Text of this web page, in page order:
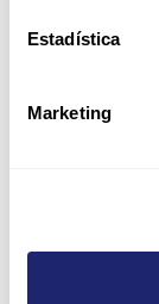
Estadística
Marketing